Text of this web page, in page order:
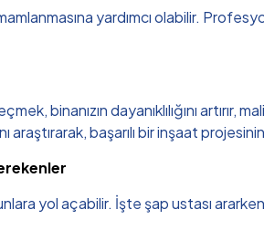
yardımcı olabilir.
binanızın dayanıklılığını artırır,
başarılı bir inşaat
yol açabilir. İşte şap ustası